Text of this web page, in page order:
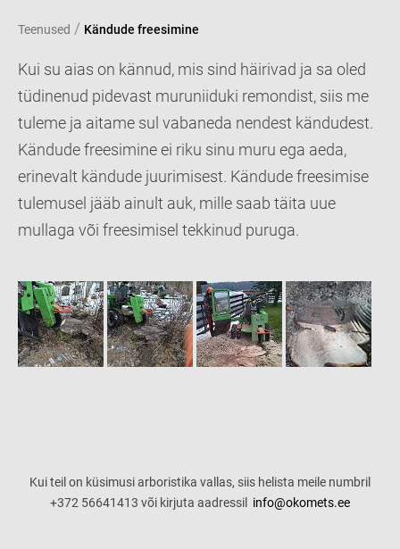
Teenused / Kändude freesimine
Kui su aias on kännud, mis sind häirivad ja sa oled
tüdinenud pidevast muruniiduki remondist, siis me
tuleme ja aitame sul vabaneda nendest kändudest.
Kändude freesimine ei riku sinu muru ega aeda,
erinevalt kändude juurimisest. Kändude freesimise
tulemusel jääb ainult auk, mille saab täita uue
mullaga või freesimisel tekkinud puruga.
Kui teil on küsimusi arboristika vallas, siis helista meile numbril
+372 56641413 või kirjuta aadressil info@okomets.ee